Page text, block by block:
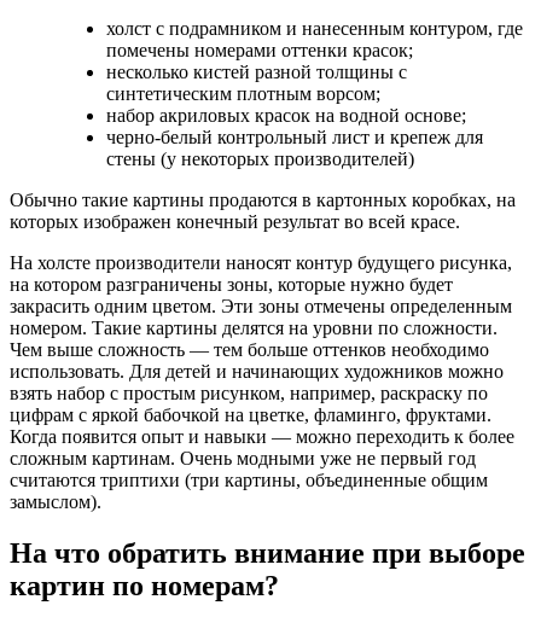
холст с подрамником и нанесенным контуром, где
помечены номерами оттенки красок;
несколько кистей разной толщины с
синтетическим плотным ворсом;
набор акриловых красок на водной основе;
черно-белый контрольный лист и крепеж для
стены (у некоторых производителей)
Обычно такие картины продаются в картонных коробках, на
которых изображен конечный результат во всей красе.
На холсте производители наносят контур будущего рисунка,
на котором разграничены зоны, которые нужно будет
закрасить одним цветом. Эти зоны отмечены определенным
номером. Такие картины делятся на уровни по сложности.
Чем выше сложность — тем больше оттенков необходимо
использовать. Для детей и начинающих художников можно
взять набор с простым рисунком, например, раскраску по
цифрам с яркой бабочкой на цветке, фламинго, фруктами.
Когда появится опыт и навыки — можно переходить к более
сложным картинам. Очень модными уже не первый год
считаются триптихи (три картины, объединенные общим
замыслом).
На что обратить внимание при выборе
картин по номерам?